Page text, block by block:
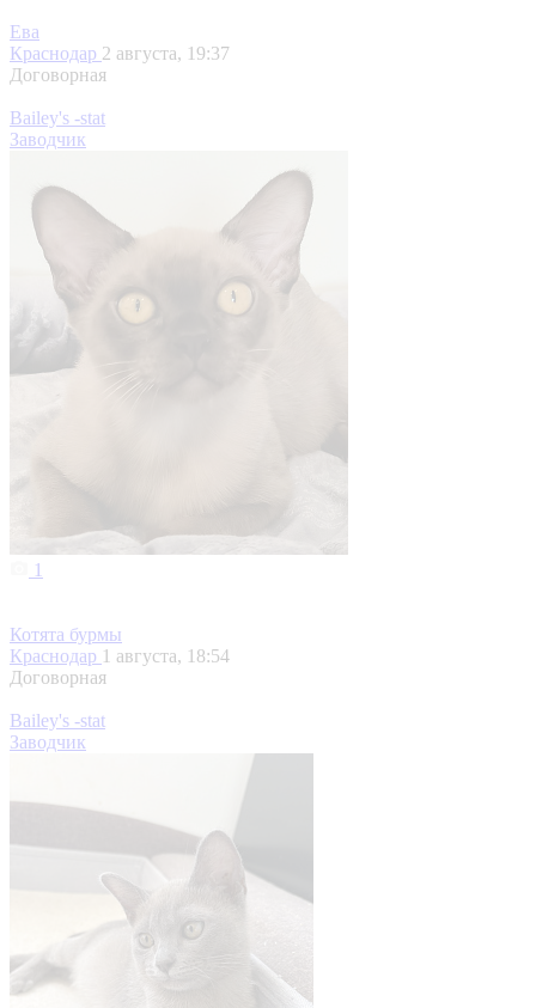
Ева
Краснодар 2 августа, 19:37
Договорная
Bailey's -stat
Заводчик
1
Котята бурмы
Краснодар 1 августа, 18:54
Договорная
Bailey's -stat
Заводчик